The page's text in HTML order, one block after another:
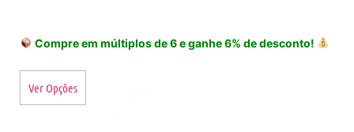
Compre em múltiplos de 6 e ganhe 6% de desconto!
Ver Opções